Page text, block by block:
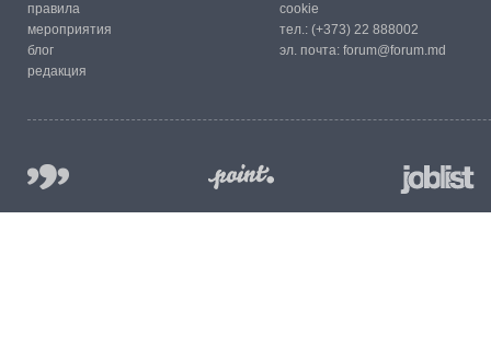
правила
мероприятия
блог
редакция
cookie
тел.: (+373) 22 888002
эл. почта: forum@forum.md